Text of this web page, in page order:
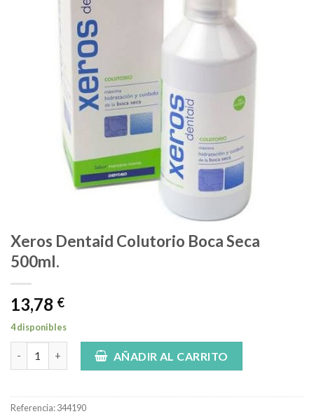
Xeros Dentaid Colutorio Boca Seca
500ml.
13,78 €
4 disponibles
Xeros Dentaid Colutorio Boca Seca 500ml. cantidad
AÑADIR AL CARRITO
Referencia:344190